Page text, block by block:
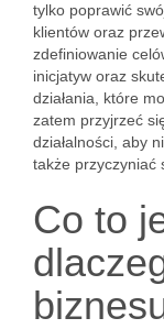
tylko poprawić
klientów oraz
zdefiniowanie
inicjatyw oraz
działania, które
zatem przyjrzeć
działalności, aby
także przyczyniać
Co to